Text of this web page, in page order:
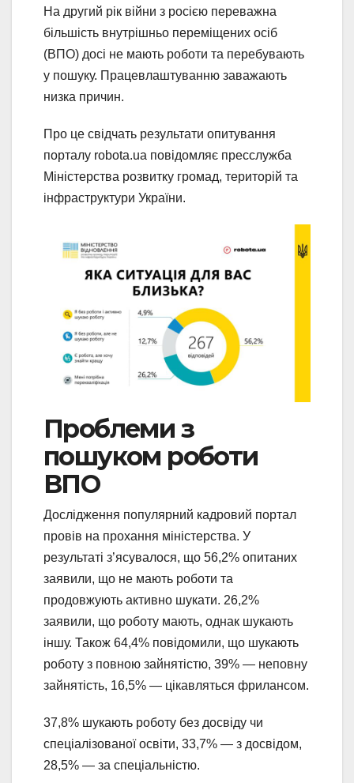
На другий рік війни з росією переважна
більшість внутрішньо переміщених осіб
(ВПО) досі не мають роботи та перебувають
у пошуку. Працевлаштуванню заважають
низка причин.
Про це свідчать результати опитування
порталу robota.ua повідомляє пресслужба
Міністерства розвитку громад, територій та
інфраструктури України.
Проблеми з
пошуком роботи
ВПО
Дослідження популярний кадровий портал
провів на прохання міністерства. У
результаті з’ясувалося, що 56,2% опитаних
заявили, що не мають роботи та
продовжують активно шукати. 26,2%
заявили, що роботу мають, однак шукають
іншу. Також 64,4% повідомили, що шукають
роботу з повною зайнятістю, 39% — неповну
зайнятість, 16,5% — цікавляться фрилансом.
37,8% шукають роботу без досвіду чи
спеціалізованої освіти, 33,7% — з досвідом,
28,5% — за спеціальністю.